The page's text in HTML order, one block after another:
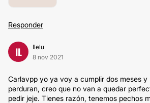
Responder
IL
Ilelu
8 nov 2021
Carlavpp yo ya voy a cumplir dos meses y
perduran, creo que no van a quedar
pedir jeje. Tienes razón, tenemos pechos